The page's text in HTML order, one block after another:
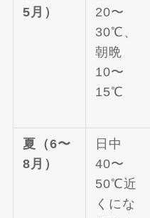
5月）
20〜
30℃、
朝晩
10〜
15℃
夏（6〜
8月）
日中
40〜
50℃近
くにな